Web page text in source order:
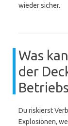
wieder sicher.
Was
der
Du riskierst
Explosionen,